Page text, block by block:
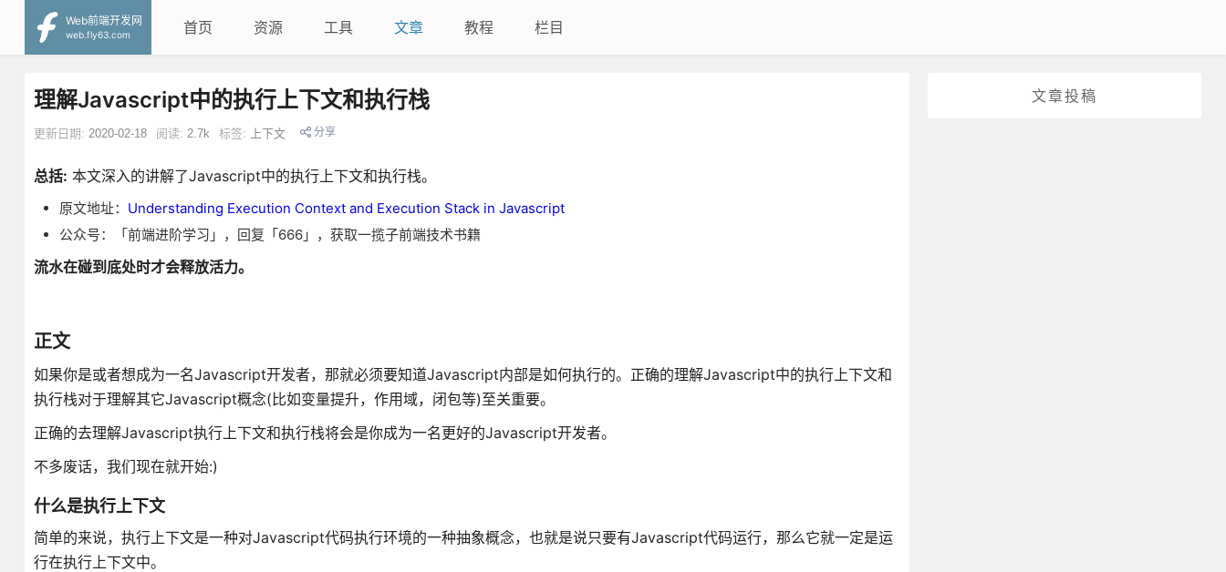
Web前端开发网
web.fly63.com
首页 资源 工具 文章 教程 栏目
文章投稿
理解Javascript中的执行上下文和执行栈
更新日期: 2020-02-18 阅读: 2.7k 标签: 上下文 分享
总括: 本文深入的讲解了Javascript中的执行上下文和执行栈。
原文地址： Understanding Execution Context and Execution Stack in Javascript
公众号：「前端进阶学习」，回复「666」，获取一揽子前端技术书籍
流水在碰到底处时才会释放活力。
正文
如果你是或者想成为一名Javascript开发者，那就必须要知道Javascript内部是如何执行的。正确的理解Javascript中的执行上下文和
执行栈对于理解其它Javascript概念(比如变量提升，作用域，闭包等)至关重要。
正确的去理解Javascript执行上下文和执行栈将会是你成为一名更好的Javascript开发者。
不多废话，我们现在就开始:)
什么是执行上下文
简单的来说，执行上下文是一种对Javascript代码执行环境的一种抽象概念，也就是说只要有Javascript代码运行，那么它就一定是运
行在执行上下文中。